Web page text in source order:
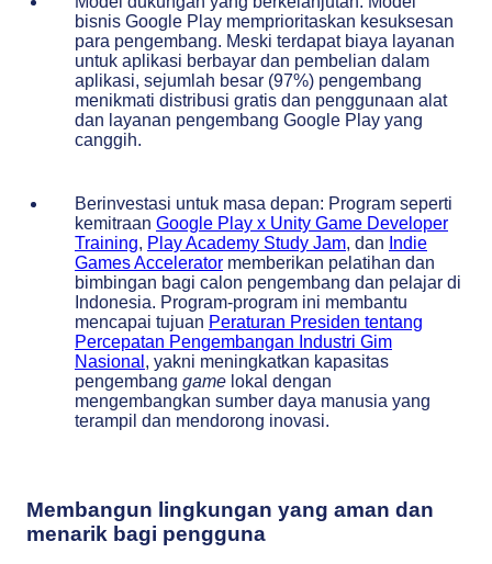
bisnis Google Play memprioritaskan kesuksesan
para pengembang. Meski terdapat biaya layanan
untuk aplikasi berbayar dan pembelian dalam
aplikasi, sejumlah besar (97%) pengembang
menikmati distribusi gratis dan penggunaan alat
dan layanan pengembang Google Play yang
canggih.
Berinvestasi untuk masa depan: Program seperti
kemitraan Google Play x Unity Game Developer
Training, Play Academy Study Jam, dan Indie
Games Accelerator memberikan pelatihan dan
bimbingan bagi calon pengembang dan pelajar di
Indonesia. Program-program ini membantu
mencapai tujuan Peraturan Presiden tentang
Percepatan Pengembangan Industri Gim
Nasional , yakni meningkatkan kapasitas
pengembang game lokal dengan
mengembangkan sumber daya manusia yang
terampil dan mendorong inovasi.
Membangun lingkungan yang aman dan
menarik bagi pengguna